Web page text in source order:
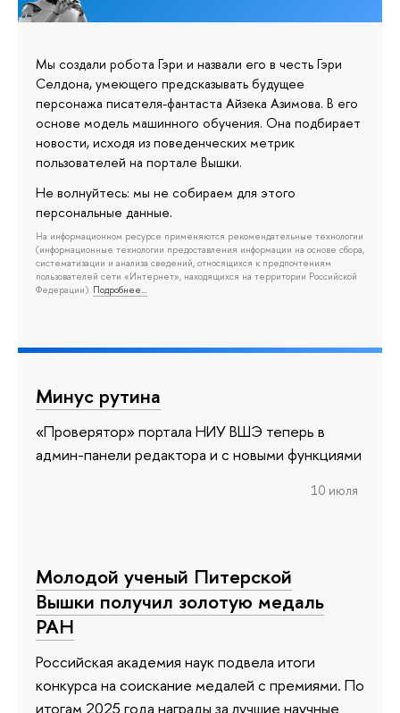
Мы создали робота Гэри и назвали его в честь Гэри
Селдона, умеющего предсказывать будущее
персонажа писателя-фантаста Айзека Азимова. В его
основе модель машинного обучения. Она подбирает
новости, исходя из поведенческих метрик
пользователей на портале Вышки.
Не волнуйтесь: мы не собираем для этого
персональные данные.
На информационном ресурсе применяются рекомендательные технологии
(информационные технологии предоставления информации на основе сбора,
систематизации и анализа сведений, относящихся к предпочтениям
пользователей сети «Интернет», находящихся на территории Российской
Федерации). Подробнее…
Минус рутина
«Проверятор» портала НИУ ВШЭ теперь в
админ-панели редактора и с новыми функциями
10 июля
Молодой ученый Питерской
Вышки получил золотую медаль
РАН
Российская академия наук подвела итоги
конкурса на соискание медалей с премиями. По
итогам 2025 года награды за лучшие научные